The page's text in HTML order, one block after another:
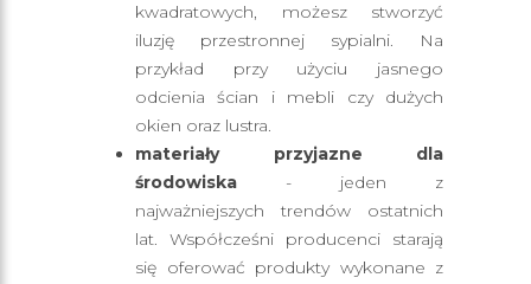
kwadratowych, możesz stworzyć
iluzję przestronnej sypialni. Na
przykład przy użyciu jasnego
odcienia ścian i mebli czy dużych
okien oraz lustra.
materiały przyjazne dla
środowiska - jeden z
najważniejszych trendów ostatnich
lat. Współcześni producenci starają
się oferować produkty wykonane z